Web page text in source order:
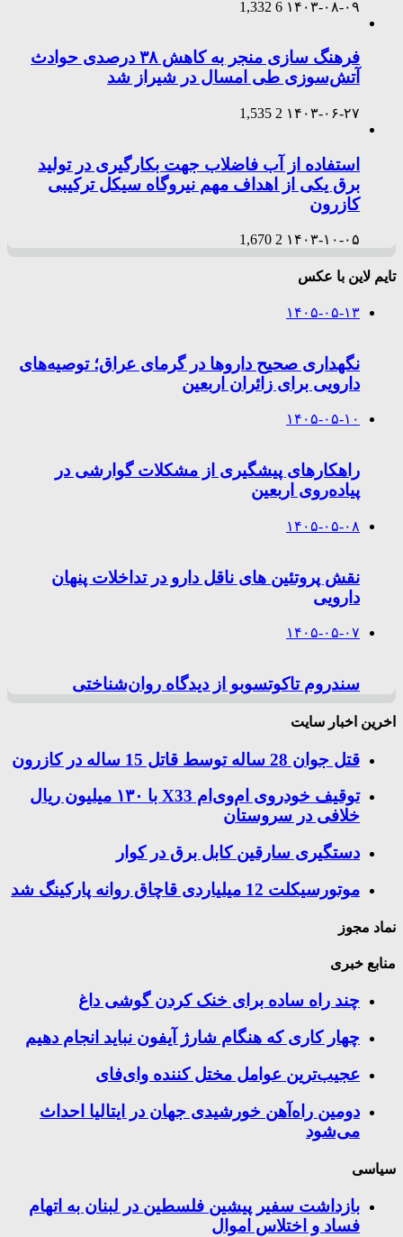
۱۴۰۳-۰۸-۰۹ 6
1,332
فرهنگ سازی منجر به کاهش ۳۸ درصدی حوادث
آتش‌سوزی طی امسال در شیراز شد
۱۴۰۳-۰۶-۲۷ 2
1,535
استفاده از آب فاضلاب جهت بکارگیری در تولید
برق یکی از اهداف مهم نیروگاه سیکل ترکیبی
کازرون
۱۴۰۳-۱۰-۰۵ 2
1,670
تایم لاین با عکس
۱۴۰۵-۰۵-۱۳
نگهداری صحیح داروها در گرمای عراق؛ توصیه‌های
دارویی برای زائران اربعین
۱۴۰۵-۰۵-۱۰
راهکارهای پیشگیری از مشکلات گوارشی در
پیاده‌روی اربعین
۱۴۰۵-۰۵-۰۸
نقش پروتئین های ناقل دارو در تداخلات پنهان
دارویی
۱۴۰۵-۰۵-۰۷
سندروم تاکوتسوبو از دیدگاه روان‌شناختی
اخرین اخبار سایت
قتل جوان 28 ساله توسط قاتل 15 ساله در کازرون
توقیف خودروی ام‌وی‌ام X33 با ۱۳۰ میلیون ریال
خلافی در سروستان
دستگیری سارقین کابل برق در کوار
موتورسيكلت 12 ميلياردی قاچاق روانه پاركينگ شد
نماد مجوز
منابع خبری
چند راه‌ ساده برای خنک کردن گوشی داغ
چهار کاری که هنگام شارژ آیفون نباید انجام دهیم
عجیب‌ترین عوامل مختل کننده وای‌فای
دومین راه‌آهن خورشیدی جهان در ایتالیا احداث
می‌شود
سیاسی
بازداشت سفیر پیشین فلسطین در لبنان به اتهام
فساد و اختلاس اموال